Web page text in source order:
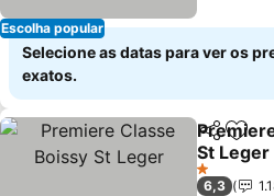
Escolha popular
Selecione as datas para ver os
exatos.
Partilhar
St Leger
Ver
1 Estrelas
6,3